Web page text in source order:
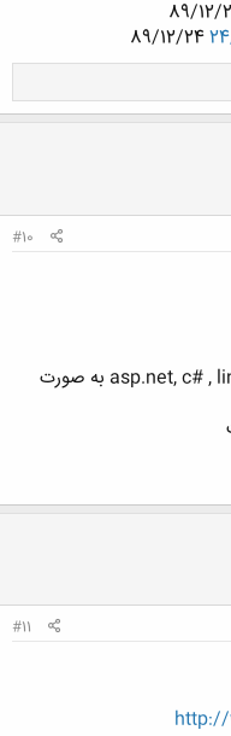
89/12/
#10
استخدام برنامه نویس مسلط به asp.net, c# , linq , ajax به صورت
#11